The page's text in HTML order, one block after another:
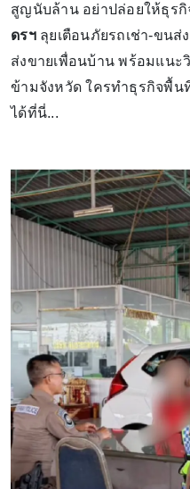
สูญนับล้าน อย่าปล่อยให้ธุรกิ
ดรฯ ลุยเตือนภัยรถเช่า-ขนส่
ส่งขายเพื่อนบ้าน พร้อมแนะ
ข้ามจังหวัด ใครทำธุรกิจพื้น
ได้ที่นี่...